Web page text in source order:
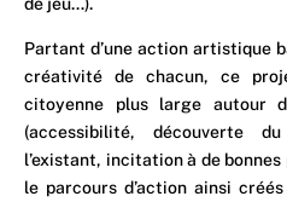
Partant d’une action artistique
créativité de chacun, ce
citoyenne plus large autour
(accessibilité, découverte
l’existant, incitation à de
le parcours d’action ainsi